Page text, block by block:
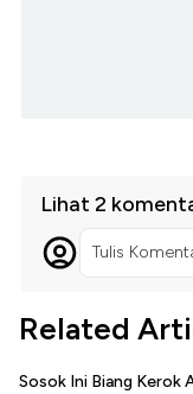
Lihat 2
Tulis
Related
Sosok Ini Biang Kerok